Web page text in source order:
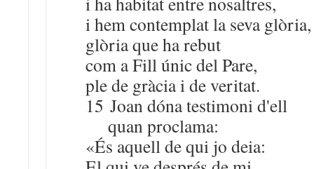
i hem contemplat la seva glòria,
glòria que ha rebut
com a Fill únic del Pare,
ple de gràcia i de veritat.
15 Joan dóna testimoni d'ell
quan proclama:
«És aquell de qui jo deia: